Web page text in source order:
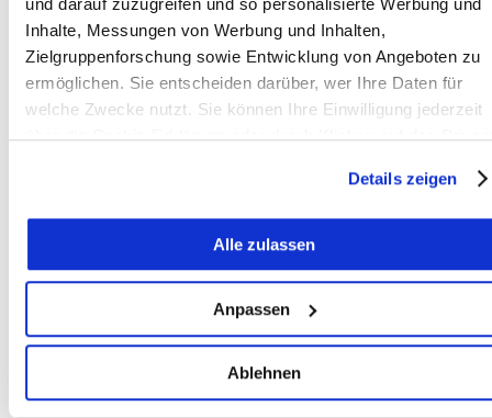
Inhalte, Messungen von Werbung und Inhalten,
Zielgruppenforschung sowie Entwicklung von Angeboten zu
ermöglichen. Sie entscheiden darüber, wer Ihre Daten für
welche Zwecke nutzt. Sie können Ihre Einwilligung jederzeit
über die Cookie-Erklärung oder durch Klicken auf das
Wenn Sie es erlauben, würden wir auch gerne:
Informationen über Ihre geografische Lage erfassen,
welche bis auf einige Meter genau sein können
Merkmalen (Fingerprinting) identifizieren
Erfahren Sie mehr darüber, wie Ihre persönlichen Daten
verarbeitet werden, und legen Sie Ihre Präferenzen im
Abschnitt Einzelheitenfest.
Details zeigen
Alle zulassen
Anpassen
Ablehnen
Zeitplan mit Best Case und Realität